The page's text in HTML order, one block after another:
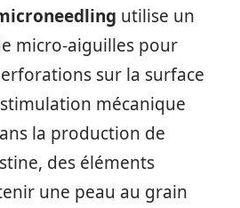
utilise un
micro-aiguilles pour
sur la surface
mécanique
la production de
des éléments
une peau au grain